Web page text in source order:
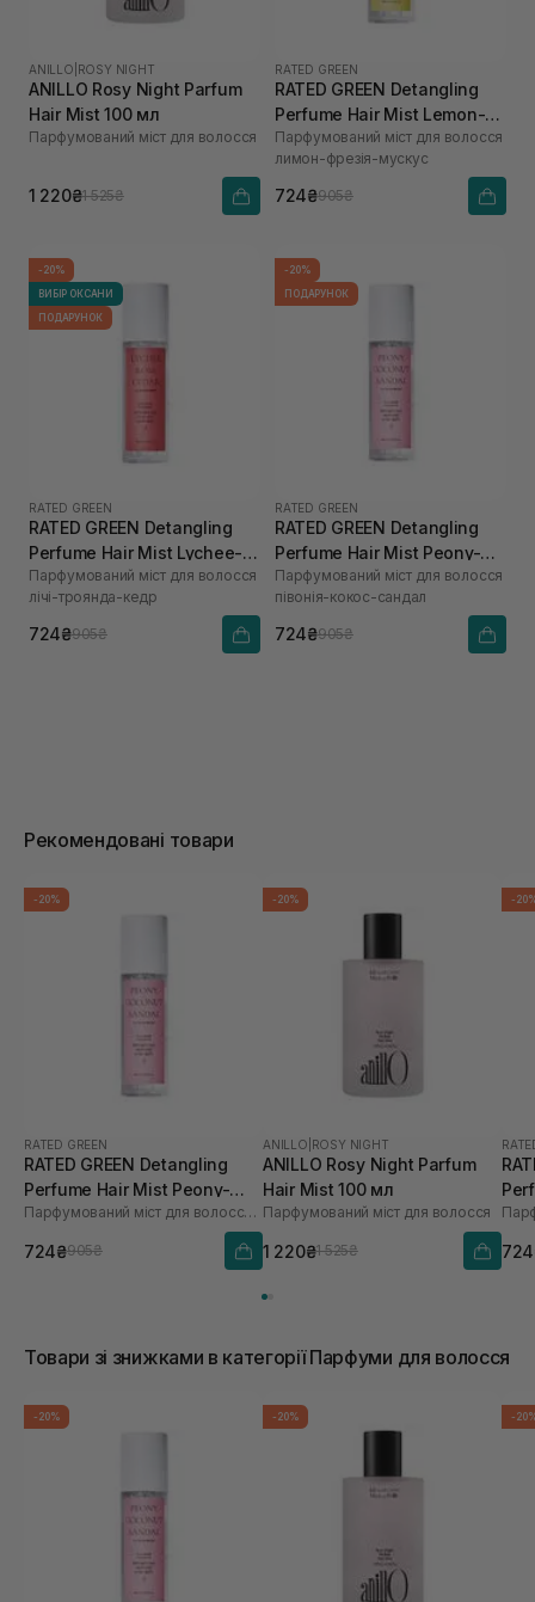
ANILLO ROSY NIGHT
ANILLO Rosy Night Parfum
Hair Mist 100 мл
Парфумований міст для волосся
1 220₴1 525₴
RATED GREEN
RATED GREEN Detangling
Perfume Hair Mist Lemon-
Freesia-Musk 80 мл
Парфумований міст для волосся
лимон-фрезія-мускус
724₴905₴
-20%
ВИБІР ОКСАНИ
ПОДАРУНОК
RATED GREEN
RATED GREEN Detangling
Perfume Hair Mist Lychee-
Rose-Cedar 80 мл
Парфумований міст для волосся
лічі-троянда-кедр
724₴905₴
-20%
ПОДАРУНОК
RATED GREEN
RATED GREEN Detangling
Perfume Hair Mist Peony-
Coconut-Sandal
Парфумований міст для волосся
півонія-кокос-сандал
724₴905₴
Рекомендовані товари
-20%
RATED GREEN
RATED GREEN Detangling
Perfume Hair Mist Peony-
Coconut-Sandal
Парфумований міст для волосся півонія-кокос-сандал
724₴905₴
-20%
ANILLO ROSY NIGHT
ANILLO Rosy Night Parfum
Hair Mist 100 мл
Парфумований міст для волосся
1 220₴1 525₴
-
Товари зі знижками в категорії Парфуми для волосся
-20% -20% -